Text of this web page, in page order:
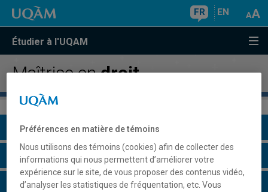
FR EN
Étudier à l'UQAM
Maîtrise endroit
Présentation du programme
Conditions d'admission
Cours à suivre et horaires
Préférences en matière de témoins
Nous utilisons des témoins (cookies) afin de collecter des
informations qui nous permettent d’améliorer votre
expérience sur le site, de vous proposer des contenus vidéo,
d’analyser les statistiques de fréquentation, etc. Vous